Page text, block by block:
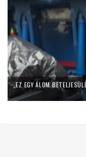
„EZ EGY ÁLOM